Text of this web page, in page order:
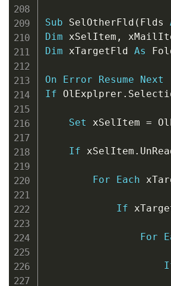
Sub SelOtherFld ( Flds
Dim xSelItem ,
Dim xTargetFld As
On Error Resume
Next
If OlExplprer .
Set xSelItem =
If xSelItem .
For Each
If
For